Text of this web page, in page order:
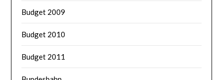
Budget 2009
Budget 2010
Budget 2011